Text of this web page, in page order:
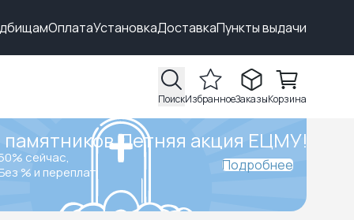
ОплатаУстановкаДоставкаПункты выдачи
ПоискИзбранноеЗаказыКорзина
Летняя акция ЕЦМУ!
сейчас,
% и переплат.
Подробнее